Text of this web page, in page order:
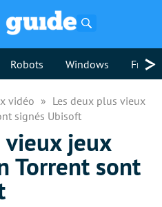
Robots Windows >
vidéo
Les deux plus vieux
signés Ubisoft
vieux jeux
Torrent sont